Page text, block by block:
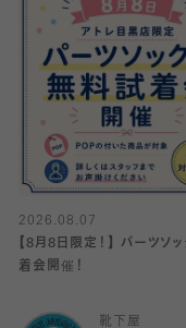
2026.08.07
【8月8日限定！】 パーツソックス試
着会開催！
靴下屋